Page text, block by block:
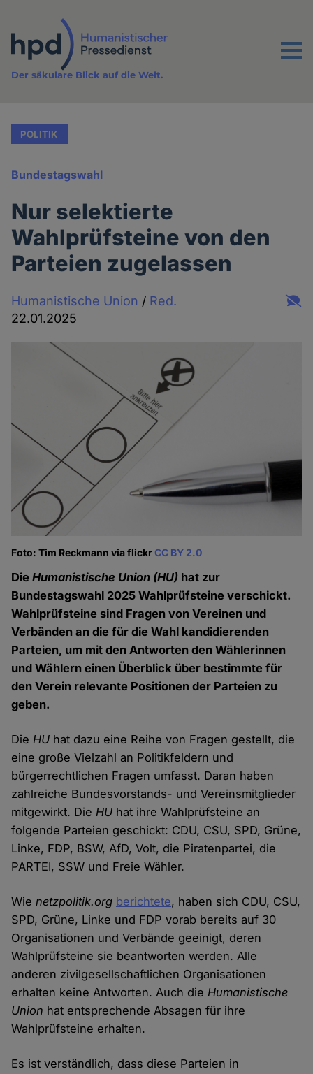
Inhalt
Menu
Der säkulare Blick auf die Welt.
POLITIK
Bundestagswahl
Nur selektierte
Wahlprüfsteine von den
Parteien zugelassen
Humanistische Union / Red.
22.01.2025
Foto: Tim Reckmann via flickrCC BY 2.0
DieHumanistische Union (HU) hat zur
Bundestagswahl 2025 Wahlprüfsteine verschickt.
Wahlprüfsteine sind Fragen von Vereinen und
Verbänden an die für die Wahl kandidierenden
Parteien, um mit den Antworten den Wählerinnen
und Wählern einen Überblick über bestimmte für
den Verein relevante Positionen der Parteien zu
geben.
DieHU hat dazu eine Reihe von Fragen gestellt, die
eine große Vielzahl an Politikfeldern und
bürgerrechtlichen Fragen umfasst. Daran haben
zahlreiche Bundesvorstands- und Vereinsmitglieder
mitgewirkt. DieHU hat ihre Wahlprüfsteine an
folgende Parteien geschickt: CDU, CSU, SPD, Grüne,
Linke, FDP, BSW, AfD, Volt, die Piratenpartei, die
PARTEI, SSW und Freie Wähler.
Wienetzpolitik.org berichtete, haben sich CDU, CSU,
SPD, Grüne, Linke und FDP vorab bereits auf 30
Organisationen und Verbände geeinigt, deren
Wahlprüfsteine sie beantworten werden. Alle
anderen zivilgesellschaftlichen Organisationen
erhalten keine Antworten. Auch dieHumanistische
Union hat entsprechende Absagen für ihre
Wahlprüfsteine erhalten.
Es ist verständlich, dass diese Parteien in